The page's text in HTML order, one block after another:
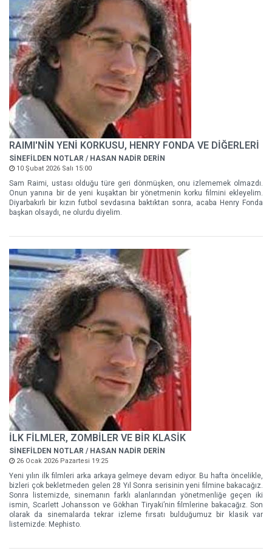
RAIMI'NİN YENİ KORKUSU, HENRY FONDA VE DİĞERLERİ
SİNEFİLDEN NOTLAR / HASAN NADİR DERİN
10 Şubat 2026 Salı 15:00
Sam Raimi, ustası olduğu türe geri dönmüşken, onu izlememek olmazdı.
Onun yanına bir de yeni kuşaktan bir yönetmenin korku filmini ekleyelim.
Diyarbakırlı bir kızın futbol sevdasına baktıktan sonra, acaba Henry Fonda
başkan olsaydı, ne olurdu diyelim.
İLK FİLMLER, ZOMBİLER VE BİR KLASİK
SİNEFİLDEN NOTLAR / HASAN NADİR DERİN
26 Ocak 2026 Pazartesi 19:25
Yeni yılın ilk filmleri arka arkaya gelmeye devam ediyor. Bu hafta öncelikle,
bizleri çok bekletmeden gelen 28 Yıl Sonra serisinin yeni filmine bakacağız.
Sonra listemizde, sinemanın farklı alanlarından yönetmenliğe geçen iki
ismin, Scarlett Johansson ve Gökhan Tiryaki’nin filmlerine bakacağız. Son
olarak da sinemalarda tekrar izleme fırsatı bulduğumuz bir klasik var
listemizde: Mephisto.